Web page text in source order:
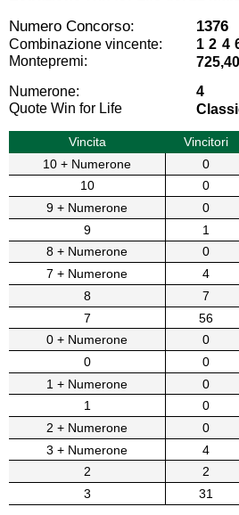
Numero Concorso: 1376
Combinazione vincente:
1 2 4
Montepremi:
Numerone:
4
Quote Win for Life
Vincita Vincitori
10 + Numerone
0
10
0
9 + Numerone
0
9
1
8 + Numerone
0
7 + Numerone
4
8
7
7
56
0 + Numerone
0
0
0
1 + Numerone
0
1
0
2 + Numerone
0
3 + Numerone
4
2
2
3
31